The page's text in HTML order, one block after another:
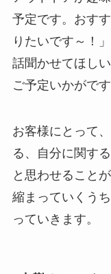
予定です。おす
りたいです～！
話聞かせてほし
ご予定いかがで
お客様にとって
る、自分に関す
と思わせること
縮まっていくう
っていきます。